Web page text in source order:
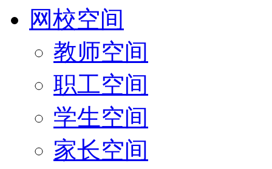
网校空间
教师空间
职工空间
学生空间
家长空间